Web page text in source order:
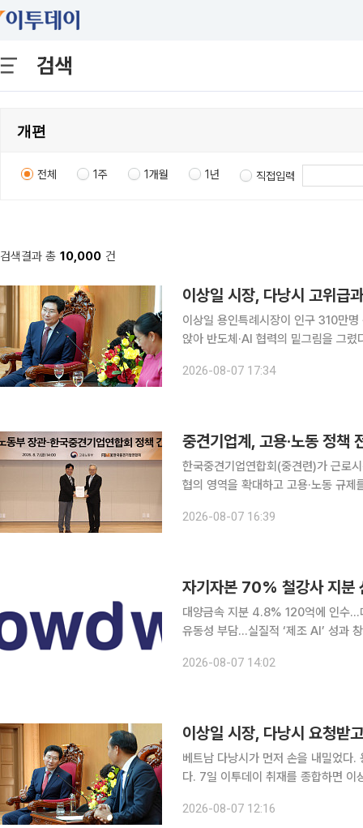
검색
전체 1주 1개월 1년 직접입력
검색결과 총 10,000 건
이상일 시장, 다낭시 고위급
이상일 용인특례시장이 인구 310만
앉아 반도체·AI 협력의 밑그림을 그렸다. 7일 이투데이 취재를 종합하면 이 시장은 이날 오
논의했다. 회담에는 이 시장과
2026-08-07 17:34
중견기업계, 고용·노동 정책
한국중견기업연합회(중견련)가 근로
협의 영역을 확대하고 고용·노동 규제를 합리화해
2026-08-07 16:39
대양금속 지분 4.8% 120억에 인수…
유동성 부담…실질적 ‘제조 AI’ 성과 창출이 관건 코스닥 상장사 크라우드
속 최대주주와의 공동경영을 통해 제
2026-08-07 14:02
이상일 시장, 다낭시 요청받
베트남 다낭시가 먼저 손을 내밀었다
다. 7일 이투데이 취재를 종합하면 이상일 용인특례시장은 6일 오후 현지시간 응우옌딘빈 다낭시
례시의 주민자치제도 운영 현황과 경
2026-08-07 12:16